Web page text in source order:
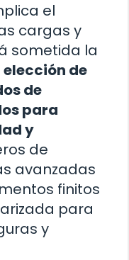
el
cargas y
sometida la
de
de
para
y
de
avanzadas
finitos
para
y